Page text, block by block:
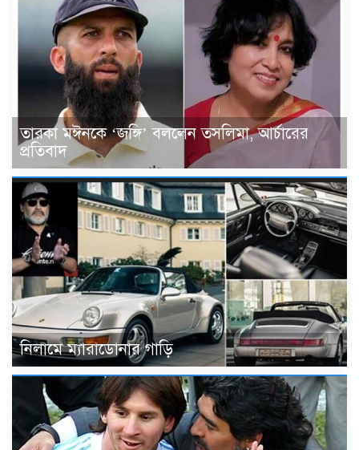
তারকা মঈনকে ‘জঙ্গি’ বললেন তসলিমা, আর্চারের
প্রতিবাদ
নিলামে ম্যারাডোনার গাড়ি